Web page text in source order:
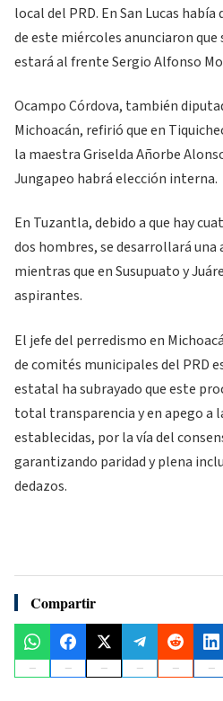
local del PRD. En San Lucas
de este miércoles anunciaron que
estará al frente Sergio Alfonso
Ocampo Córdova, también
Michoacán, refirió que en
la maestra Griselda Añorbe
Jungapeo habrá elección interna.
En Tuzantla, debido a que hay
dos hombres, se desarrollará una
mientras que en Susupuato y
aspirantes.
El jefe del perredismo en
de comités municipales del PRD
estatal ha subrayado que este
total transparencia y en apego a
establecidas, por la vía del
garantizando paridad y plena
dedazos.
Compartir